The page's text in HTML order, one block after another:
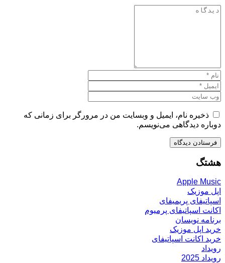
ذخیره نام، ایمیل و وبسایت من در مرورگر برای زمانی که
دوباره دیدگاهی می‌نویسم.
هشتگ
Apple Music
اپل موزیک
اسپاتیفای پریمیفای
اکانت اسپاتیفای پرمیوم
برنامه نویسان
خرید اپل موزیک
خرید اکانت اسپاتیفای
رویداد
رویداد 2025